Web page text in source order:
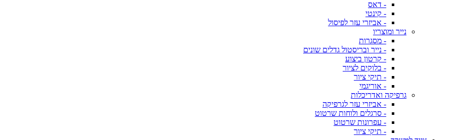
- דאס
- קינטי
- אביזרי עזר לפיסול
נייר ומוצריו
- מסגרות
- נייר ובריסטול גדלים שונים
- קרטון ביצוע
- בלוקים לציור
- תיקי ציור
- אוריגמי
גרפיקה ואדריכלות
- אביזרי עזר לגרפיקה
- סרגלים ולוחות שרטוט
- עפרונות שרטוט
- תיקי ציור